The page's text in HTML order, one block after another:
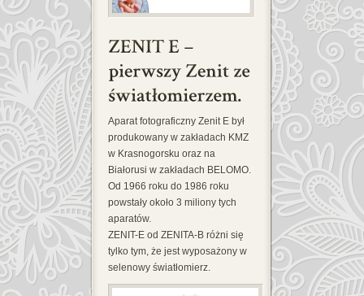
Aparat fotograficzny Zenit E był
produkowany w zakładach KMZ
w Krasnogorsku oraz na
Białorusi w zakładach BELOMO.
Od 1966 roku do 1986 roku
powstały około 3 miliony tych
aparatów.
ZENIT-E od ZENITA-B różni się
tylko tym, że jest wyposażony w
selenowy światłomierz.